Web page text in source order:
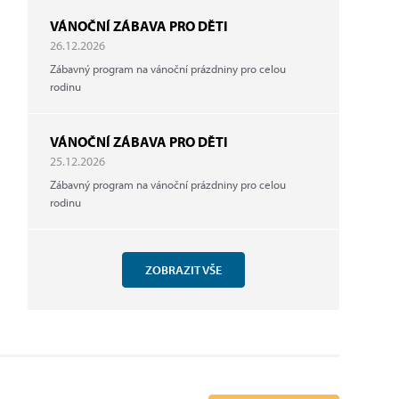
VÁNOČNÍ ZÁBAVA PRO DĚTI
26.12.2026
Zábavný program na vánoční prázdniny pro celou
rodinu
VÁNOČNÍ ZÁBAVA PRO DĚTI
25.12.2026
Zábavný program na vánoční prázdniny pro celou
rodinu
ZOBRAZIT VŠE